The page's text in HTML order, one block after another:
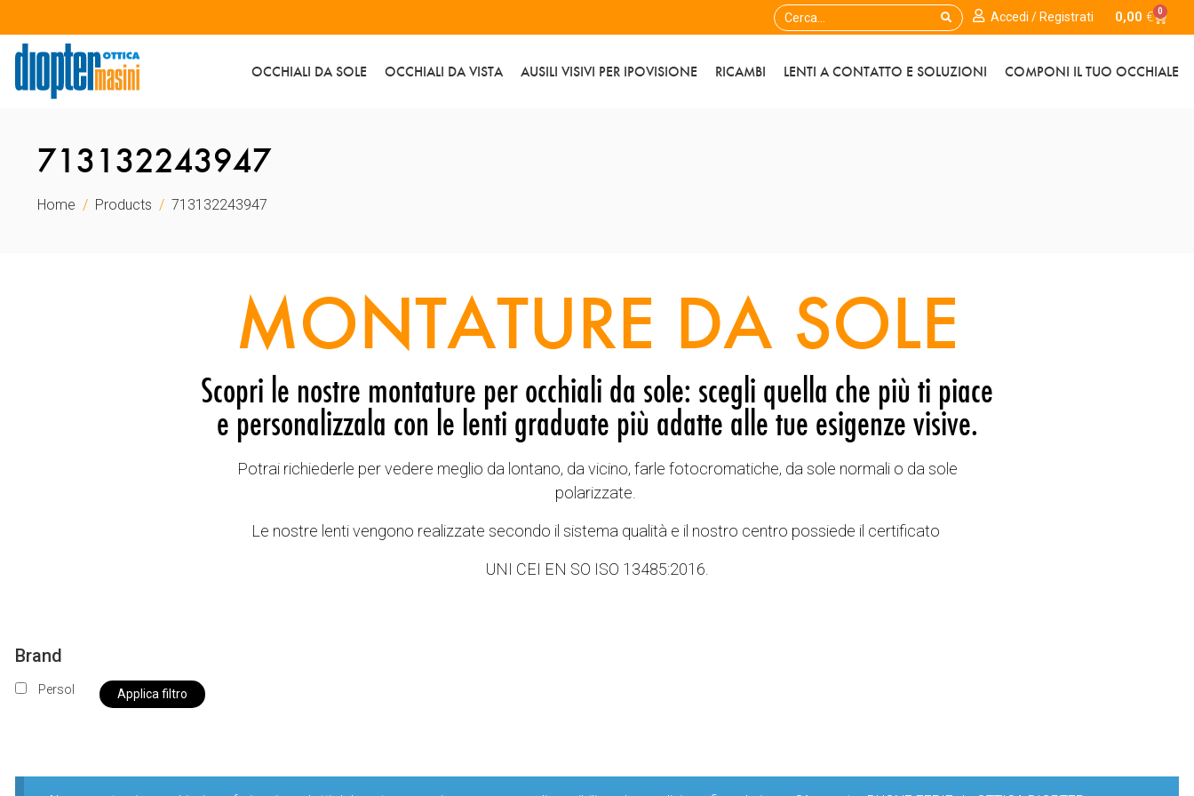
Accedi / Registrati 0,00 € 0
OCCHIALI DA SOLE OCCHIALI DA VISTA AUSILI VISIVI PER IPOVISIONE RICAMBI LENTI A CONTATTO E SOLUZIONI COMPONI IL TUO OCCHIALE
713132243947
Home Products 713132243947
MONTATURE DA SOLE
Scopri le nostre montature per occhiali da sole: scegli quella che più ti piace
e personalizzala con le lenti graduate più adatte alle tue esigenze visive.
Potrai richiederle per vedere meglio da lontano, da vicino, farle fotocromatiche, da sole normali o da sole
polarizzate.
Le nostre lenti vengono realizzate secondo il sistema qualità e il nostro centro possiede il certificato
UNI CEI EN SO ISO 13485:2016.
Brand
Persol Applica filtro